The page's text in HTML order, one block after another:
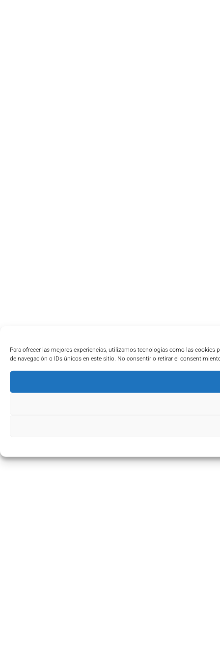
Para ofrecer las mejores experiencias, utilizamos tecnologías como las
de navegación o IDs únicos en este sitio. No consentir o retirar el